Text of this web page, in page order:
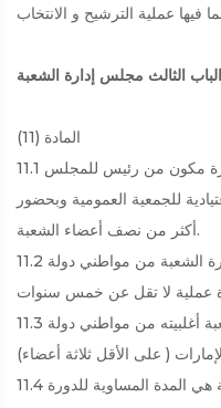
الباب الثالث مجلس إدارة الشعبة
المادة (11)
11.1 تدار شئون الشعبة عن طريق مجلس إدارة مكون من رئيس للمجلس
للجمعية العمومية وبحضور
أكثر من نصف أعضاء الشعبة.
11.2 يشترط أن يكون رئيس مجلس إدارة الشعبة من مواطني دولة
11.3 يشترط أن يكون مجلس إدارة الشعبة أغلبيته من مواطني دولة
( على الأقل ثلاثة أعضاء)
11.4 مدة استمرار دورة مجلس إدارة الشعبة هي المدة المساوية للدورة